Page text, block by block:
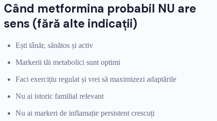
Când metformina probabil NU are
sens (fără alte indicații)
Ești tânăr, sănătos și activ
Markerii tăi metabolici sunt optimi
Faci exercițiu regulat și vrei să maximizezi adaptările
Nu ai istoric familial relevant
Nu ai markeri de inflamație persistent crescuți